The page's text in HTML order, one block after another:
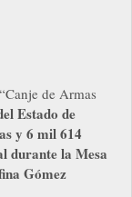
de Armas
Estado de
y 6 mil 614
durante la Mesa
Gómez